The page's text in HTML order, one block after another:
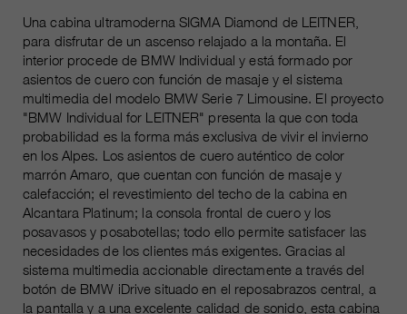
Una cabina ultramoderna SIGMA Diamond de LEITNER,
para disfrutar de un ascenso relajado a la montaña. El
interior procede de BMW Individual y está formado por
asientos de cuero con función de masaje y el sistema
multimedia del modelo BMW Serie 7 Limousine. El proyecto
"BMW Individual for LEITNER" presenta la que con toda
probabilidad es la forma más exclusiva de vivir el invierno
en los Alpes. Los asientos de cuero auténtico de color
marrón Amaro, que cuentan con función de masaje y
calefacción; el revestimiento del techo de la cabina en
Alcantara Platinum; la consola frontal de cuero y los
posavasos y posabotellas; todo ello permite satisfacer las
necesidades de los clientes más exigentes. Gracias al
sistema multimedia accionable directamente a través del
botón de BMW iDrive situado en el reposabrazos central, a
la pantalla y a una excelente calidad de sonido, esta cabina